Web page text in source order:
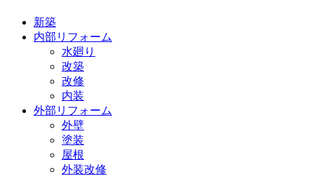
新築
内部リフォーム
水廻り
改築
改修
内装
外部リフォーム
外壁
塗装
屋根
外装改修